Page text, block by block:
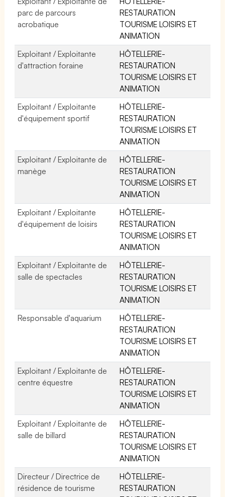
parc de parcours
acrobatique
RESTAURATION
TOURISME LOISIRS ET
ANIMATION
Exploitant / Exploitante
d'attraction foraine
HÔTELLERIE-
RESTAURATION
TOURISME LOISIRS ET
ANIMATION
Exploitant / Exploitante
d'équipement sportif
HÔTELLERIE-
RESTAURATION
TOURISME LOISIRS ET
ANIMATION
Exploitant / Exploitante de
manège
HÔTELLERIE-
RESTAURATION
TOURISME LOISIRS ET
ANIMATION
Exploitant / Exploitante
d'équipement de loisirs
HÔTELLERIE-
RESTAURATION
TOURISME LOISIRS ET
ANIMATION
Exploitant / Exploitante de
salle de spectacles
HÔTELLERIE-
RESTAURATION
TOURISME LOISIRS ET
ANIMATION
Responsable d'aquarium
HÔTELLERIE-
RESTAURATION
TOURISME LOISIRS ET
ANIMATION
Exploitant / Exploitante de
centre équestre
HÔTELLERIE-
RESTAURATION
TOURISME LOISIRS ET
ANIMATION
Exploitant / Exploitante de
salle de billard
HÔTELLERIE-
RESTAURATION
TOURISME LOISIRS ET
ANIMATION
Directeur / Directrice de
résidence de tourisme
HÔTELLERIE-
RESTAURATION